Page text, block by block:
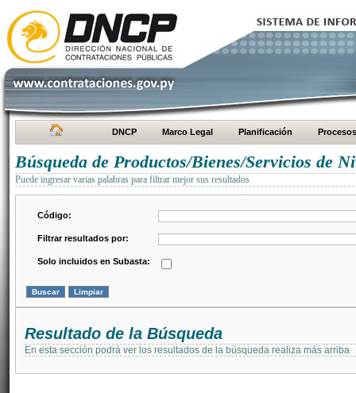
DNCP Marco Legal Planificación Procesos
Búsqueda de Productos/Bienes/Servicios de
Puede ingresar varias palabras para filtrar mejor sus resultados
Código:
Filtrar resultados por:
Solo incluidos en Subasta:
Resultado de la Búsqueda
En esta sección podrá ver los resultados de la búsqueda realiza más arriba